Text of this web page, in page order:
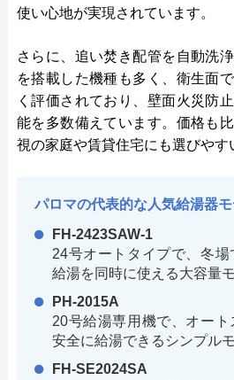
使い心地が実現されています。
さらに、追い焚き配管を自動洗
を搭載した機種も多く、衛生面
く評価されており、壁面火災防
能を多数備えています。価格も
視の家庭や賃貸住宅にも選びやす
パロマの代表的な人気給湯器
FH-2423SAW-1
24号オートタイプで、冬
給湯を同時に使える大容量モ
PH-2015A
20号給湯専用機で、オート
安全に給湯できるシンプルモ
FH-SE2024SA